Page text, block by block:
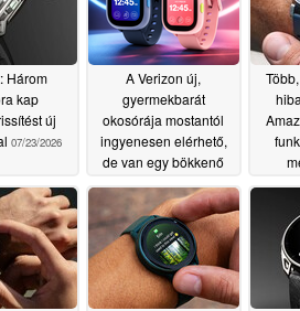
Három
kap
új
07/23/2026
A Verizon új,
gyermekbarát
okosórája mostantól
ingyenesen elérhető,
de van egy bökkenő
07/15/2026